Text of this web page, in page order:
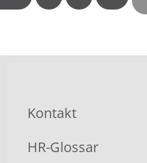
Kontakt
HR-Glossar